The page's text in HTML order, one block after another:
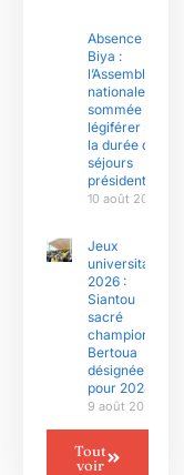
Absence de
Biya :
l’Assemblée
nationale
sommée de
légiférer sur
la durée des
séjours
présidentiels
10 août 2026
Jeux
universitaires
2026 :
Siantou
sacré
champion,
Bertoua
désignée
pour 2028
9 août 2026
Tout
voir